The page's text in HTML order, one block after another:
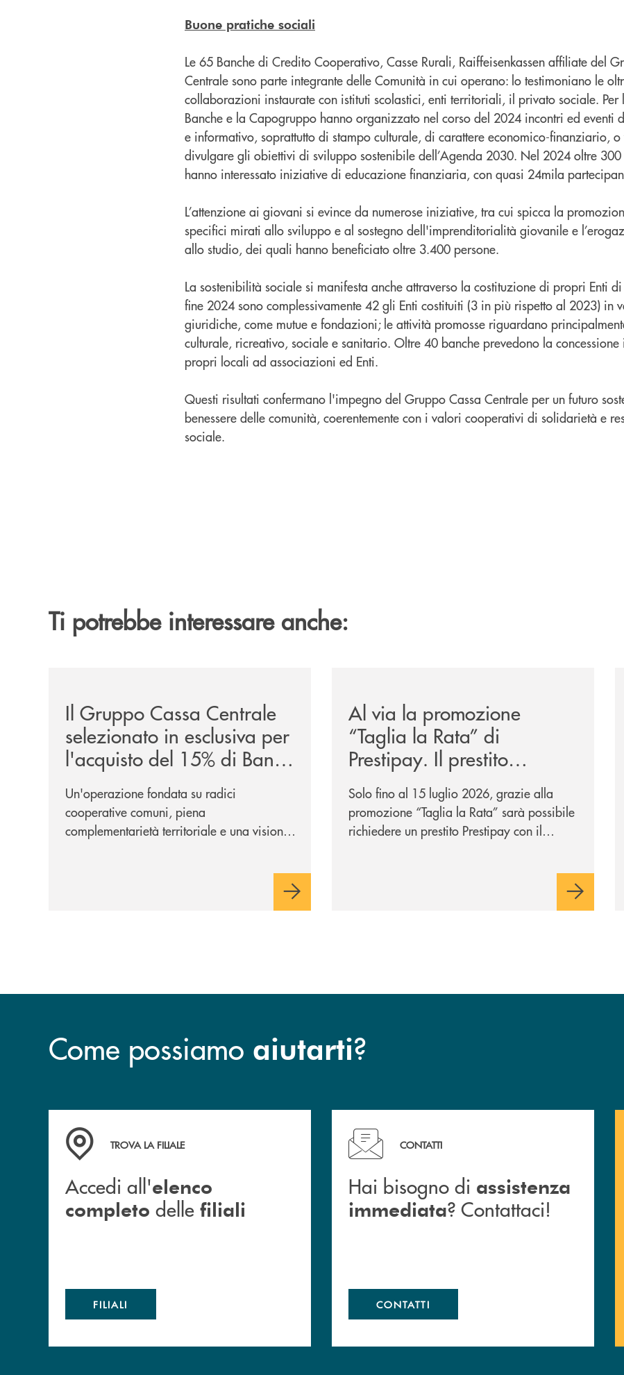
Buone pratiche sociali
Le 65 Banche di Credito Cooperativo, Casse Rurali, Raiffeisenkassen affiliate del
Centrale sono parte integrante delle Comunità in cui operano: lo testimoniano le
collaborazioni instaurate con istituti scolastici, enti territoriali, il privato sociale. Per
Banche e la Capogruppo hanno organizzato nel corso del 2024 incontri ed eventi
e informativo, soprattutto di stampo culturale, di carattere economico-finanziario,
divulgare gli obiettivi di sviluppo sostenibile dell’Agenda 2030. Nel 2024 oltre 300
hanno interessato iniziative di educazione finanziaria, con quasi 24mila
L’attenzione ai giovani si evince da numerose iniziative, tra cui spicca la
specifici mirati allo sviluppo e al sostegno dell'imprenditorialità giovanile e
allo studio, dei quali hanno beneficiato oltre 3.400 persone.
La sostenibilità sociale si manifesta anche attraverso la costituzione di propri Enti di
fine 2024 sono complessivamente 42 gli Enti costituiti (3 in più rispetto al 2023) in
giuridiche, come mutue e fondazioni; le attività promosse riguardano
culturale, ricreativo, sociale e sanitario. Oltre 40 banche prevedono la concessione
propri locali ad associazioni ed Enti.
Questi risultati confermano l'impegno del Gruppo Cassa Centrale per un futuro
benessere delle comunità, coerentemente con i valori cooperativi di solidarietà e
sociale.
Ti potrebbe interessare anche:
Il Gruppo Cassa Centrale
selezionato in esclusiva per
l'acquisto del 15% di Banca
Cambiano 1884
Un'operazione fondata su radici
cooperative comuni, piena
complementarietà territoriale e una visione
Al via la promozione
“Taglia la Rata” di
Prestipay. Il prestito
personale che si fa in due
per te!
Solo fino al 15 luglio 2026, grazie alla
promozione “Taglia la Rata” sarà possibile
richiedere un prestito Prestipay con il
Come possiamo aiutarti?
Accedi all' elenco completo delle filiali
TROVA LA FILIALE
Accedi all'elenco
completo delle filiali
FILIALI
Hai bisogno di assistenza immediata ? Contattaci!
CONTATTI
Hai bisogno di assistenza
immediata? Contattaci!
CONTATTI